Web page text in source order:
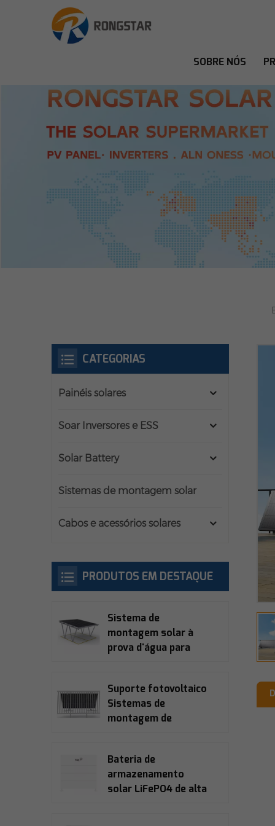
SOBRE NÓS
CATEGORIAS
Painéis solares
Soar Inversores e ESS
Solar Battery
Sistemas de montagem solar
Cabos e acessórios solares
PRODUTOS EM DESTAQUE
Sistema de
montagem solar à
prova d'água para
Suporte fotovoltaico
Sistemas de
montagem de
Bateria de
armazenamento
solar LiFePO4 de alta